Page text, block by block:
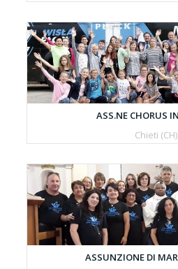
ASS.NE CHORUS
Chieti (CH)
ASSUNZIONE DI